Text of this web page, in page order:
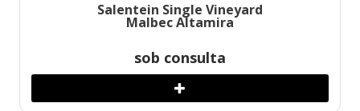
Salentein Single Vineyard
Malbec Altamira
sob consulta